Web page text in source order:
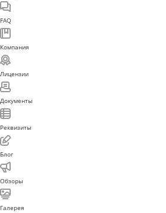
FAQ
Компания
Лицензии
Документы
Реквизиты
Блог
Обзоры
Галерея